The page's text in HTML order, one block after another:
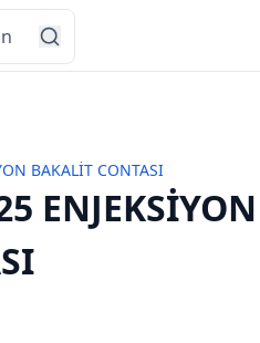
BAKALİT CONTASI
ENJEKSİYON